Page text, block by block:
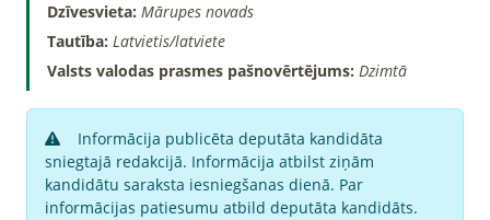
Dzīvesvieta: Mārupes novads
Tautība: Latvietis/latviete
Valsts valodas prasmes pašnovērtējums: Dzimtā
Informācija publicēta deputāta kandidāta
sniegtajā redakcijā. Informācija atbilst ziņām
kandidātu saraksta iesniegšanas dienā. Par
informācijas patiesumu atbild deputāta kandidāts.